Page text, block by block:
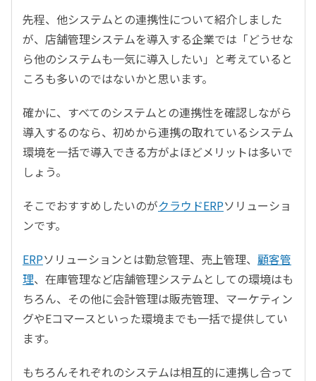
先程、他システムとの連携性について紹介しました
が、店舗管理システムを導入する企業では「どうせな
ら他のシステムも一気に導入したい」と考えていると
ころも多いのではないかと思います。
確かに、すべてのシステムとの連携性を確認しながら
導入するのなら、初めから連携の取れているシステム
環境を一括で導入できる方がよほどメリットは多いで
しょう。
そこでおすすめしたいのがクラウドERPソリューショ
ンです。
ERPソリューションとは勤怠管理、売上管理、 顧客管
理、在庫管理など店舗管理システムとしての環境はも
ちろん、その他に会計管理は販売管理、マーケティン
グやEコマースといった環境までも一括で提供してい
ます。
もちろんそれぞれのシステムは相互的に連携し合って